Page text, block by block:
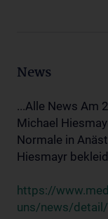
News
...Alle News Am
Michael
Normale in
Hiesmayr
https://
uns/news/